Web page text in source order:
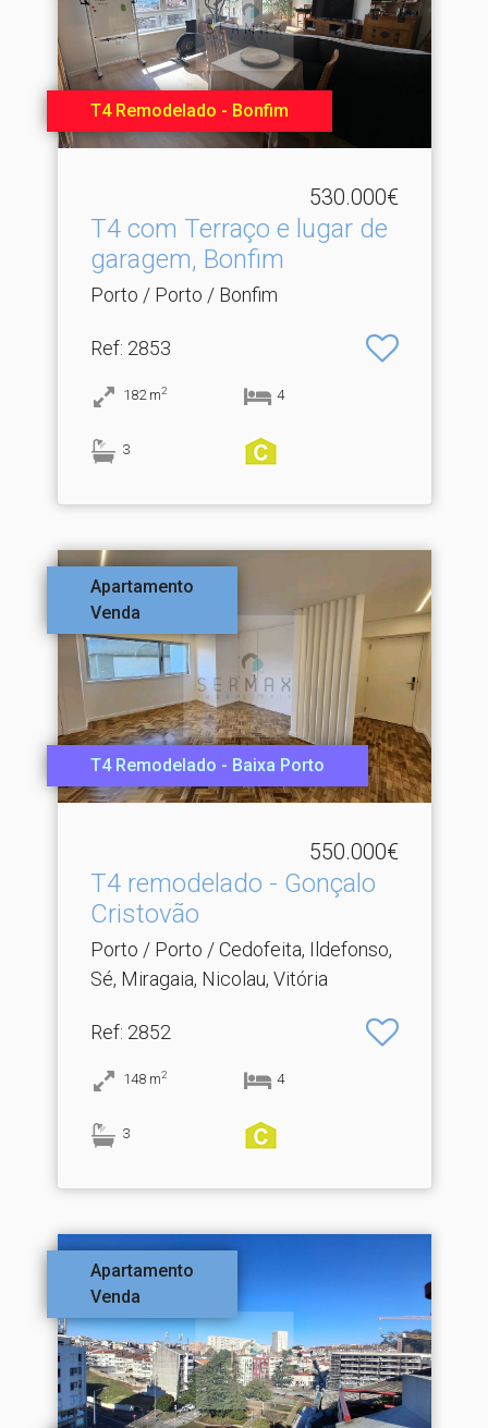
T4 Remodelado - Bonfim
530.000€
T4 com Terraço e lugar de
garagem, Bonfim
Porto / Porto / Bonfim
Ref: 2853
182 m2 4
3
Apartamento
Venda
T4 Remodelado - Baixa Porto
550.000€
T4 remodelado - Gonçalo
Cristovão
Porto / Porto / Cedofeita, Ildefonso,
Sé, Miragaia, Nicolau, Vitória
Ref: 2852
148 m2 4
3
Apartamento
Venda